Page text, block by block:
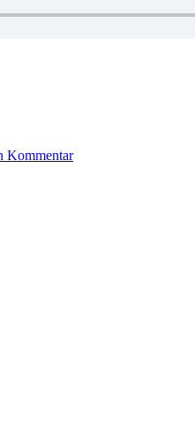
KommentarKatharina